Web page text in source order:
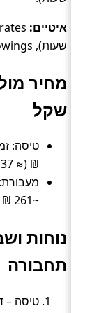
איטיים:
שעות), Eurowings (~14 שעות).
מחיר
שקל
₪ (≈ 137 ₪ לשעה).
~261 ₪ (≈ 22 ₪ לשעה).
נוחות
תחבורה
טיסה – דירוג 4.78/5